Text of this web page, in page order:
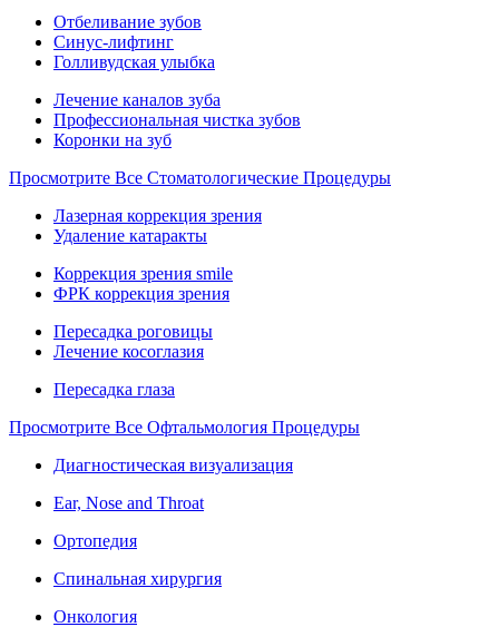
Отбеливание зубов
Синус-лифтинг
Голливудская улыбка
Лечение каналов зуба
Профессиональная чистка зубов
Коронки на зуб
Просмотрите Все Стоматологические Процедуры
Лазерная коррекция зрения
Удаление катаракты
Коррекция зрения smile
ФРК коррекция зрения
Пересадка роговицы
Лечение косоглазия
Пересадка глаза
Просмотрите Все Офтальмология Процедуры
Диагностическая визуализация
Ear, Nose and Throat
Ортопедия
Спинальная хирургия
Онкология